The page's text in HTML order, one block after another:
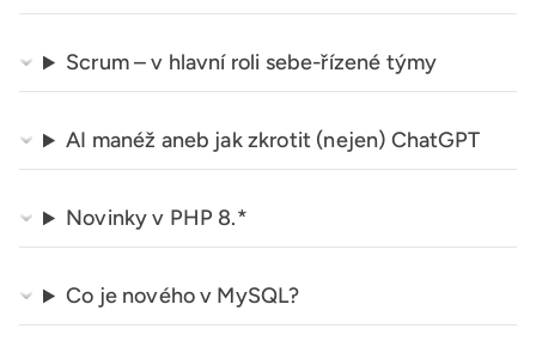
Scrum – v hlavní roli sebe-řízené týmy
AI manéž aneb jak zkrotit (nejen) ChatGPT
Novinky v PHP 8.*
Co je nového v MySQL?